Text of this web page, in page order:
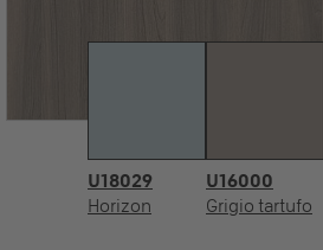
U18029
Horizon
U16000
Grigio tartufo